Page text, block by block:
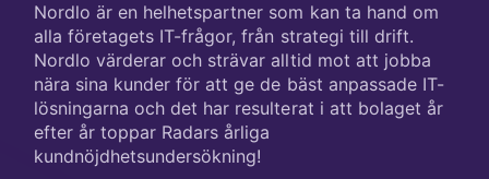
Nordlo är en helhetspartner som kan ta hand om
alla företagets IT-frågor, från strategi till drift.
Nordlo värderar och strävar alltid mot att jobba
nära sina kunder för att ge de bäst anpassade IT-
lösningarna och det har resulterat i att bolaget år
efter år toppar Radars årliga
kundnöjdhetsundersökning!